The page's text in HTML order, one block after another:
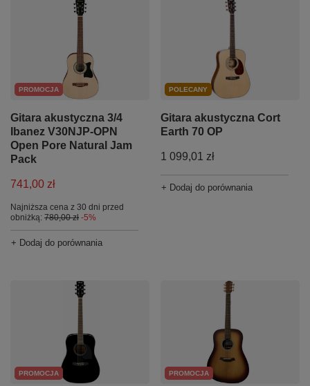
PROMOCJA
Gitara akustyczna 3/4
Ibanez V30NJP-OPN
Open Pore Natural Jam
Pack
741,00 zł
Najniższa cena z 30 dni przed
obniżką: 780,00 zł -5%
+ Dodaj do porównania
POLECANY
Gitara akustyczna Cort
Earth 70 OP
1 099,01 zł
+ Dodaj do porównania
PROMOCJA PROMOCJA